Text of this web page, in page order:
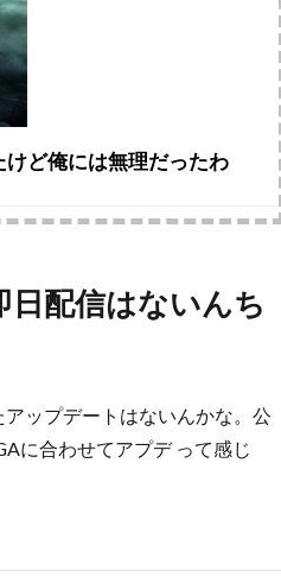
けど俺には無理だったわ
日配信はないんち
ップデートはないんかな。公
に合わせてアプデ って感じ